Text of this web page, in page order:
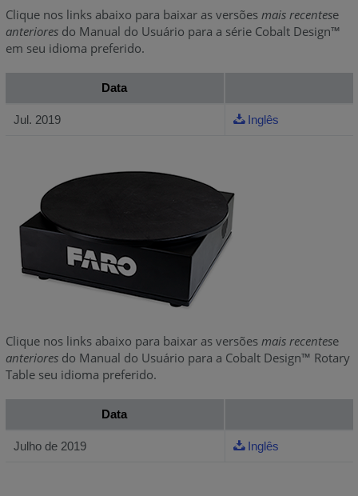
Clique nos links abaixo para baixar as versõesmais recentese
anterioresdo Manual do Usuário para a série Cobalt Design™
em seu idioma preferido.
Data
Jul. 2019 Inglês
Clique nos links abaixo para baixar as versõesmais recentese
anterioresdo Manual do Usuário para a Cobalt Design™ Rotary
Table seu idioma preferido.
Data
Julho de 2019 Inglês